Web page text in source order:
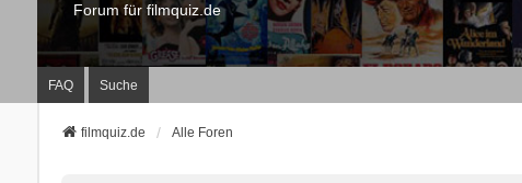
Forum für filmquiz.de
FAQ Suche
filmquiz.de Alle Foren